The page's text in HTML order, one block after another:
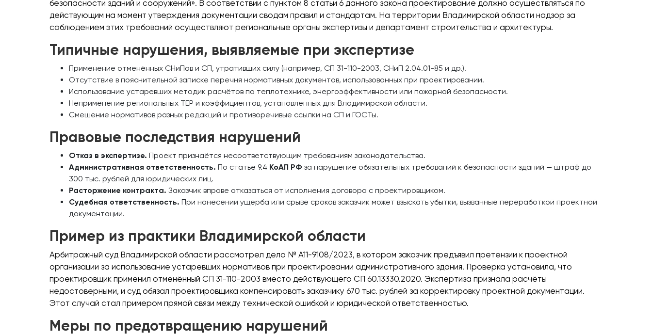
безопасности зданий и сооружений». В соответствии с пунктом 8 статьи 6 данного закона проектирование должно осуществляться по
действующим на момент утверждения документации сводам правил и стандартам. На территории Владимирской области надзор за
соблюдением этих требований осуществляют региональные органы экспертизы и департамент строительства и архитектуры.
Типичные нарушения, выявляемые при экспертизе
Применение отменённых СНиПов и СП, утративших силу (например, СП 31-110-2003, СНиП 2.04.01-85 и др.).
Отсутствие в пояснительной записке перечня нормативных документов, использованных при проектировании.
Использование устаревших методик расчётов по теплотехнике, энергоэффективности или пожарной безопасности.
Неприменение региональных ТЕР и коэффициентов, установленных для Владимирской области.
Смешение нормативов разных редакций и противоречивые ссылки на СП и ГОСТы.
Правовые последствия нарушений
Отказ в экспертизе. Проект признаётся несоответствующим требованиям законодательства.
Административная ответственность. По статье 9.4 КоАП РФ за нарушение обязательных требований к безопасности зданий — штраф до
300 тыс. рублей для юридических лиц.
Расторжение контракта. Заказчик вправе отказаться от исполнения договора с проектировщиком.
Судебная ответственность. При нанесении ущерба или срыве сроков заказчик может взыскать убытки, вызванные переработкой проектной
документации.
Пример из практики Владимирской области
Арбитражный суд Владимирской области рассмотрел дело № А11-9108/2023, в котором заказчик предъявил претензии к проектной
организации за использование устаревших нормативов при проектировании административного здания. Проверка установила, что
проектировщик применил отменённый СП 31-110-2003 вместо действующего СП 60.13330.2020. Экспертиза признала расчёты
недостоверными, и суд обязал проектировщика компенсировать заказчику 670 тыс. рублей за корректировку проектной документации.
Этот случай стал примером прямой связи между технической ошибкой и юридической ответственностью.
Меры по предотвращению нарушений